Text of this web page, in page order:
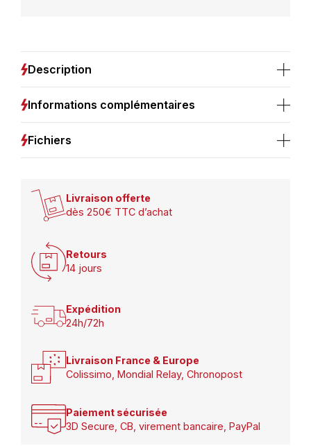
IP20
Métal
Description
Informations complémentaires
Fichiers
Livraison offerte
dès 250€ TTC d’achat
Retours
14 jours
Expédition
24h/72h
Livraison France & Europe
Colissimo, Mondial Relay, Chronopost
Paiement sécurisée
3D Secure, CB, virement bancaire, PayPal